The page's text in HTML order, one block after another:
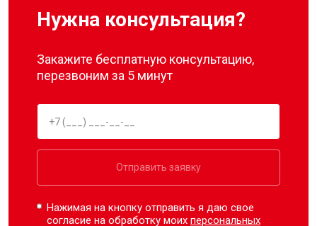
Нужна консультация?
Закажите бесплатную консультацию,
перезвоним за 5 минут
Отправить заявку
Нажимая на кнопку отправить я даю свое
согласие на обработку моихперсональных